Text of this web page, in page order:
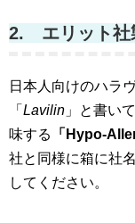
2. エリット社
日本人向けのハラ
「 Lavilin 」と書い
味する
「Hypo-
社と同様に箱に社
してください。